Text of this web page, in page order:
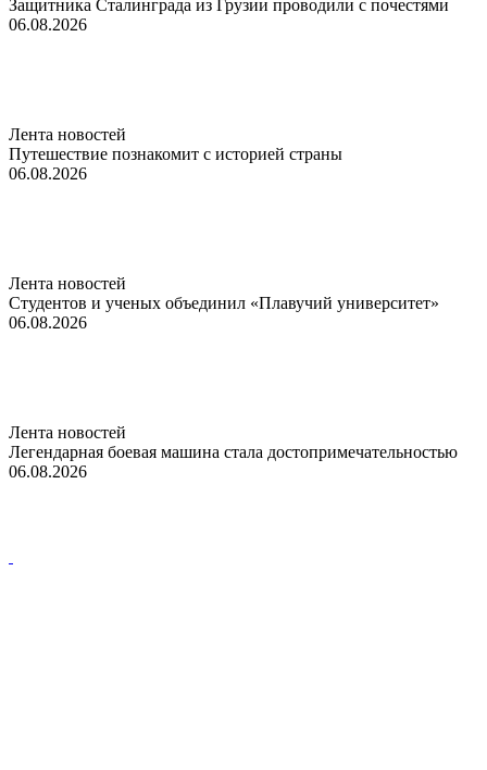
Защитника Сталинграда из Грузии проводили с почестями
06.08.2026
Лента новостей
Путешествие познакомит с историей страны
06.08.2026
Лента новостей
Студентов и ученых объединил «Плавучий университет»
06.08.2026
Лента новостей
Легендарная боевая машина стала достопримечательностью
06.08.2026